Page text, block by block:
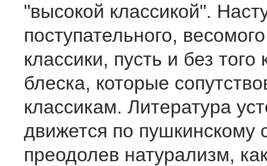
"высокой классикой".
поступательного,
классики, пусть и без того
блеска, которые
классикам. Литература
движется по пушкинскому
преодолев натурализм,